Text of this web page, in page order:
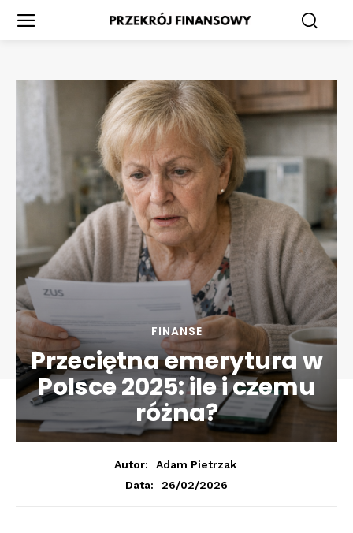
FINANSE
Przeciętna emerytura w
Polsce 2025: ile i czemu
różna?
Autor:
Adam Pietrzak
Data:
26/02/2026